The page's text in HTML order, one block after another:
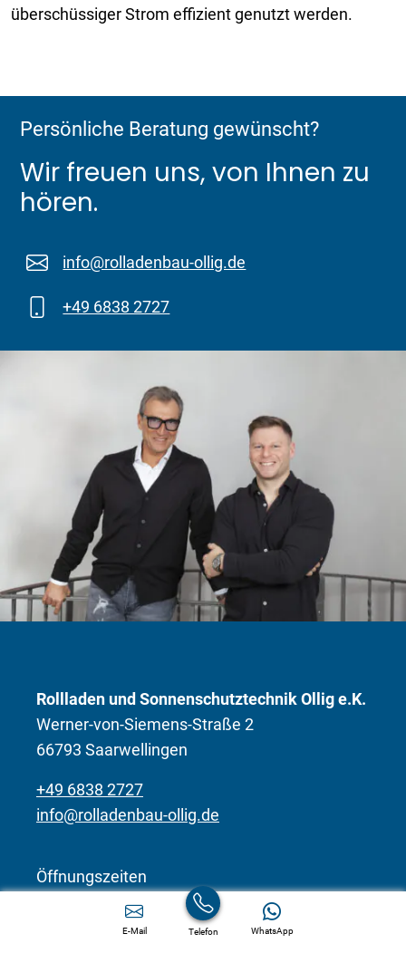
überschüssiger Strom effizient genutzt werden.
Persönliche Beratung gewünscht?
Wir freuen uns, von Ihnen zu
hören.
info@rolladenbau-ollig.de
+49 6838 2727
Rollladen und Sonnenschutztechnik Ollig e.K.
Werner-von-Siemens-Straße 2
66793 Saarwellingen
+49 6838 2727
info@rolladenbau-ollig.de
Öffnungszeiten
Montag – Donnerstag
08:00 – 12:00 Uhr und
E-Mail Telefon WhatsApp